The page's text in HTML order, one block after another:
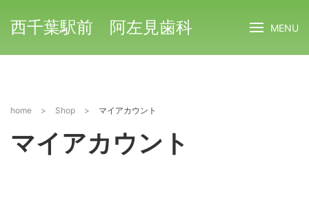
西千葉駅前 阿左見歯科 MENU
home > Shop > マイアカウント
マイアカウント